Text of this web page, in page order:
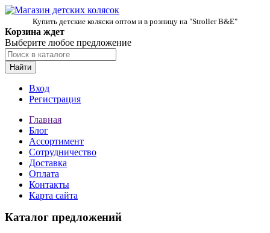
Купить детские коляски оптом и в розницу на "Stroller B&E"
Корзина ждет
Выберите любое предложение
Найти
Вход
Регистрация
Главная
Блог
Ассортимент
Сотрудничество
Доставка
Оплата
Контакты
Карта сайта
Каталог предложений